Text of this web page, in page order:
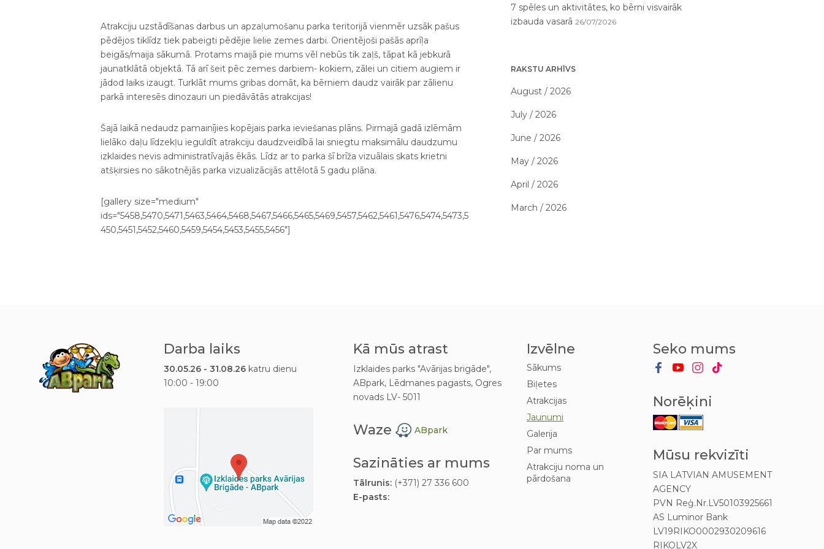
Atrakciju uzstādīšanas darbus un apzaļumošanu parka teritorijā vienmēr uzsāk pašus
pēdējos tiklīdz tiek pabeigti pēdējie lielie zemes darbi. Orientējoši pašās aprīļa
beigās/maija sākumā. Protams maijā pie mums vēl nebūs tik zaļš, tāpat kā jebkurā
jaunatklātā objektā. Tā arī šeit pēc zemes darbiem- kokiem, zālei un citiem augiem ir
jādod laiks izaugt. Turklāt mums gribas domāt, ka bērniem daudz vairāk par zālienu
parkā interesēs dinozauri un piedāvātās atrakcijas!
Šajā laikā nedaudz pamainījies kopējais parka ieviešanas plāns. Pirmajā gadā izlēmām
lielāko daļu līdzekļu ieguldīt atrakciju daudzveidībā lai sniegtu maksimālu daudzumu
izklaides nevis administratīvajās ēkās. Līdz ar to parka šī brīža vizuālais skats krietni
atšķirsies no sākotnējās parka vizualizācijās attēlotā 5 gadu plāna.
[gallery size="medium"
ids="5458,5470,5471,5463,5464,5468,5467,5466,5465,5469,5457,5462,5461,5476,5474,5473,5
450,5451,5452,5460,5459,5454,5453,5455,5456"]
7 spēles un aktivitātes, ko bērni visvairāk
izbauda vasarā26/07/2026
RAKSTU ARHĪVS
August / 2026
July / 2026
June / 2026
May / 2026
April / 2026
March / 2026
Darba laiks
30.05.26 - 31.08.26 katru dienu
10:00 - 19:00
Kā mūs atrast
Izklaides parks "Avārijas brigāde",
ABpark, Lēdmanes pagasts, Ogres
novads LV- 5011
Waze ABpark
Sazināties ar mums
Tālrunis:(+371) 27 336 600
E-pasts:
Izvēlne
Sākums
Biļetes
Atrakcijas
Jaunumi
Galerija
Par mums
Atrakciju noma un
pārdošana
Seko mums
Norēķini
Mūsu rekvizīti
SIA LATVIAN AMUSEMENT
AGENCY
PVN Reģ.Nr.LV50103925661
AS Luminor Bank
LV19RIKO0002930209616
RIKOLV2X